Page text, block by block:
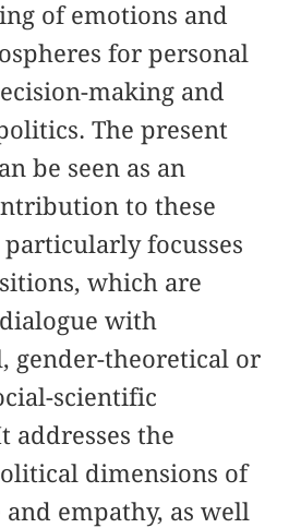
of emotions and
for personal
making and
The present
be seen as an
to these
focusses
which are
with
gender-theoretical or
scientific
addresses the
dimensions of
empathy, as well